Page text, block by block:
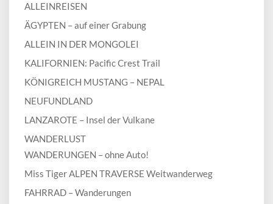
ALLEINREISEN
ÄGYPTEN – auf einer Grabung
ALLEIN IN DER MONGOLEI
KALIFORNIEN: Pacific Crest Trail
KÖNIGREICH MUSTANG – NEPAL
NEUFUNDLAND
LANZAROTE – Insel der Vulkane
WANDERLUST
WANDERUNGEN – ohne Auto!
Miss Tiger ALPEN TRAVERSE Weitwanderweg
FAHRRAD – Wanderungen